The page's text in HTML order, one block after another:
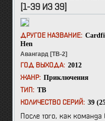
[1-39 ИЗ 39]
ДРУГОЕ НАЗВАНИЕ:
Hen
Авангард [ТВ-2]
ГОД ВЫХОДА: 2012
ЖАНР: Приключения
ТИП: ТВ
КОЛИЧЕСТВО СЕРИЙ: 39
После того, как